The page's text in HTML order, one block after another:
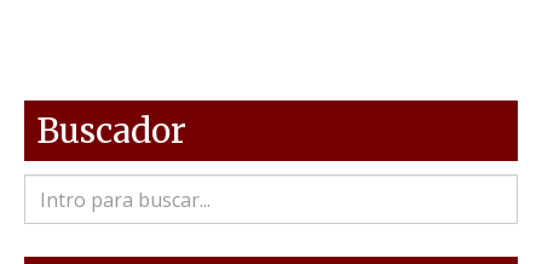
Buscador